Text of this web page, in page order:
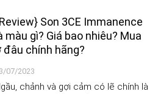
Son 3CE Immanence
màu gì? Giá bao nhiêu? Mua
đâu chính hãng?
07/2023
chảnh và gợi cảm có lẽ chính là